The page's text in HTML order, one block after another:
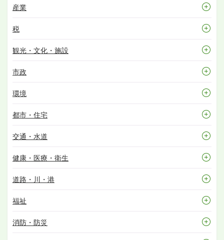
産業
税
観光・文化・施設
市政
環境
都市・住宅
交通・水道
健康・医療・衛生
道路・川・港
福祉
消防・防災